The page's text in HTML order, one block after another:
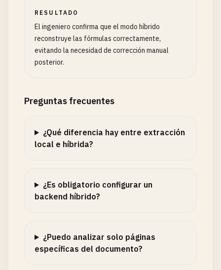
RESULTADO
El ingeniero confirma que el modo híbrido
reconstruye las fórmulas correctamente,
evitando la necesidad de corrección manual
posterior.
Preguntas frecuentes
¿Qué diferencia hay entre extracción
local e híbrida?
¿Es obligatorio configurar un
backend híbrido?
¿Puedo analizar solo páginas
específicas del documento?